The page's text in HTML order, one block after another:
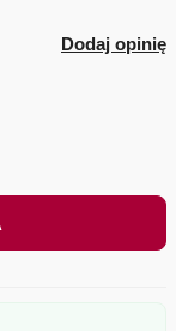
Dodaj opinię